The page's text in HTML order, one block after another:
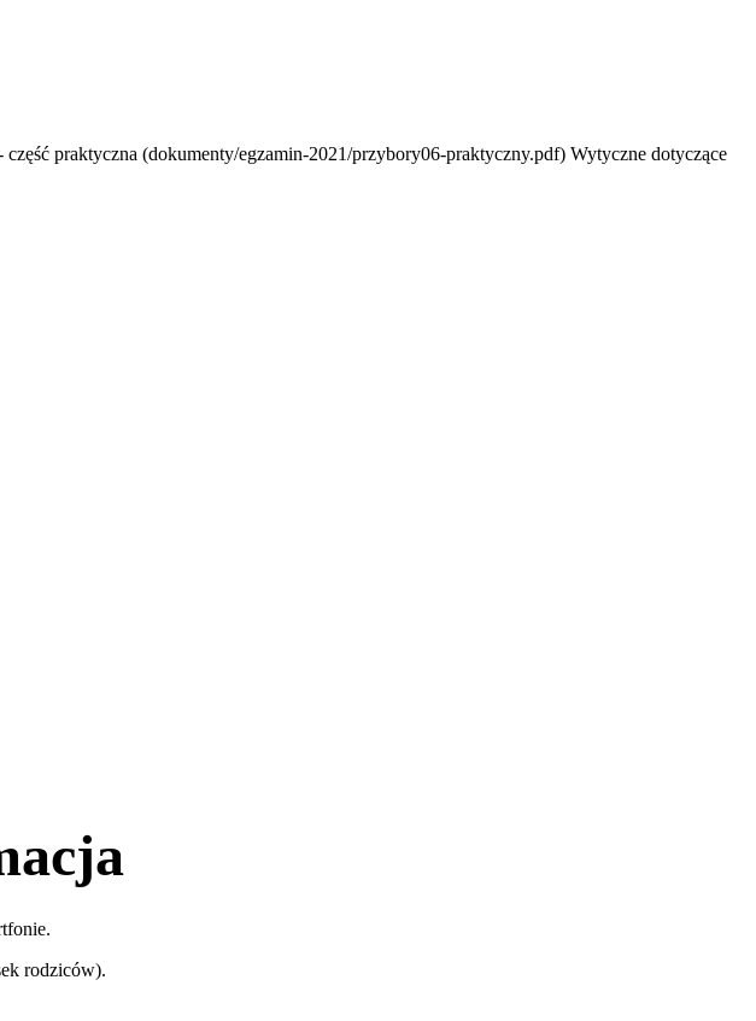
praktyczna (dokumenty/egzamin-2021/przybory06-praktyczny.pdf) Wytyczne dotyczące
rodziców).